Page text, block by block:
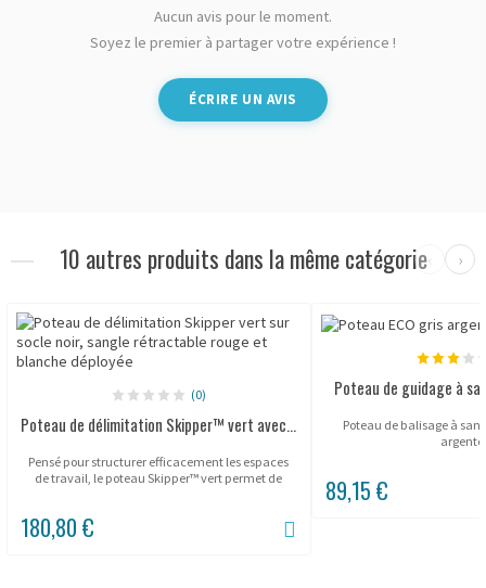
Aucun avis pour le moment.
Soyez le premier à partager votre expérience !
ÉCRIRE UN AVIS
10 autres produits dans la même catégorie‹ ›
(0)
Poteau de délimitation Skipper™ vert avec...
Pensé pour structurer efficacement les espaces
de travail, le poteau Skipper™ vert permet de
180,80 €
Poteau de guidage à
Poteau de balisage à
argenté.
89,15 €